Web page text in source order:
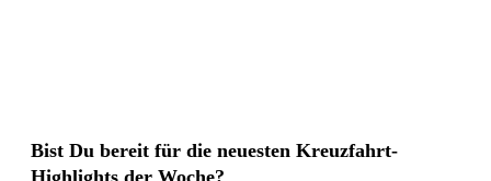
Bist Du bereit für die neuesten Kreuzfahrt-